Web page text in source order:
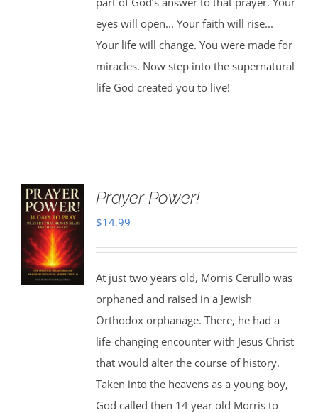
eyes will open... Your faith will rise...
Your life will change. You were made for
miracles. Now step into the supernatural
life God created you to live!
Prayer Power!
$14.99
At just two years old, Morris Cerullo was
orphaned and raised in a Jewish
Orthodox orphanage. There, he had a
life-changing encounter with Jesus Christ
that would alter the course of history.
Taken into the heavens as a young boy,
God called then 14 year old Morris to